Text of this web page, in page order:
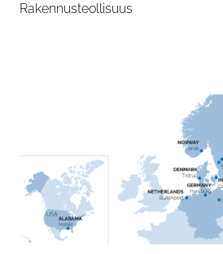
Rakennusteollisuus